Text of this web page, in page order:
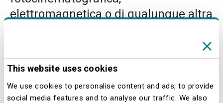
This website uses cookies
We use cookies to personalise content and ads, to provide
social media features and to analyse our traffic. We also
elettromagnetica o di qualunque altra
interni o non relativi ad uno specifico
procedimento, detenuti da SEA e
concernenti attività di pubblico
interesse.